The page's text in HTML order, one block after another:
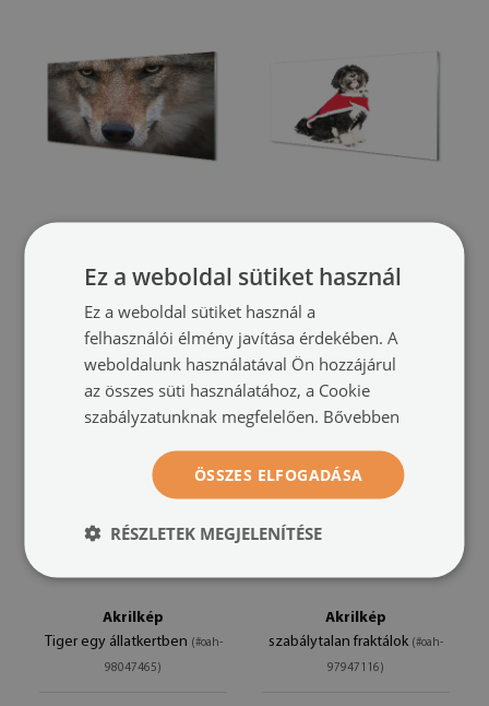
méret -tól: 100x50
49 900 HUF
méret -tól: 100x50
49 900 HUF
Akrilkép
Tiger egy állatkertben (#oah-
98047465)
Akrilkép
szabálytalan fraktálok (#oah-
97947116)
Ez a weboldal sütiket használ
Ez a weboldal sütiket használ a
felhasználói élmény javítása érdekében. A
weboldalunk használatával Ön hozzájárul
az összes süti használatához, a Cookie
szabályzatunknak megfelelően. Bővebben
ÖSSZES ELFOGADÁSA
RÉSZLETEK MEGJELENÍTÉSE